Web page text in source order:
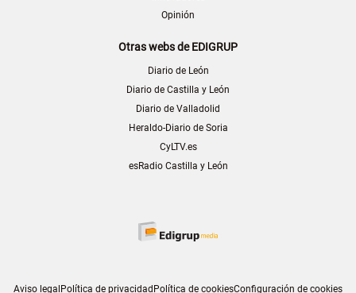
Opinión
Otras webs de EDIGRUP
Diario de León
Diario de Castilla y León
Diario de Valladolid
Heraldo-Diario de Soria
CyLTV.es
esRadio Castilla y León
Aviso legal Política de privacidad Política de cookiesConfiguración de cookies